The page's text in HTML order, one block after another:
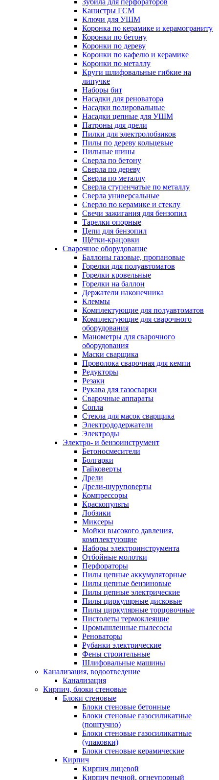
Зубила для перфораторов
Канистры ГСМ
Ключи для УШМ
Коронка по керамике и керамограниту
Коронки по бетону
Коронки по дереву
Коронки по кафелю и керамике
Коронки по металлу
Круги шлифовальные гибкие на
липучке
Наборы бит
Насадки для реноватора
Насадки полировальные
Насадки цепные для УШМ
Патроны для дрели
Пилки для электролобзиков
Пилы по дереву кольцевые
Пильные шины
Сверла по бетону
Сверла по дереву
Сверла по металлу
Сверла ступенчатые по металлу
Сверла универсальные
Сверло по керамике и стеклу
Свечи зажигания для бензопил
Тарелки опорные
Цепи для бензопил
Щётки-крацовки
Сварочное оборудование
Баллоны газовые, пропановые
Горелки для полуавтоматов
Горелки кровельные
Горелки на баллон
Держатели наконечника
Клеммы
Комплектующие для полуавтоматов
Комплектующие для сварочного
оборудования
Манометры для сварочного
оборудования
Маски сварщика
Проволока сварочная для кемпи
Редукторы
Резаки
Рукава для газосварки
Сварочные аппараты
Сопла
Стекла для масок сварщика
Электрододержатели
Электроды
Электро- и бензоинструмент
Бетоносмесители
Болгарки
Гайковерты
Дрели
Дрели-шуруповерты
Компрессоры
Краскопульты
Лобзики
Миксеры
Мойки высокого давления,
комплектующие
Наборы электроинструмента
Отбойные молотки
Перфораторы
Пилы цепные аккумуляторные
Пилы цепные бензиновые
Пилы цепные электрические
Пилы циркулярные дисковые
Пилы циркулярные торцовочные
Пистолеты термоклеящие
Промышленные пылесосы
Реноваторы
Рубанки электрические
Фены строительные
Шлифовальные машины
Канализация, водоотведение
Канализация
Кирпич, блоки стеновые
Блоки стеновые
Блоки стеновые бетонные
Блоки стеновые газосиликатные
(поштучно)
Блоки стеновые газосиликатные
(упаковки)
Блоки стеновые керамические
Кирпич
Кирпич лицевой
Кирпич печной, огнеупорный